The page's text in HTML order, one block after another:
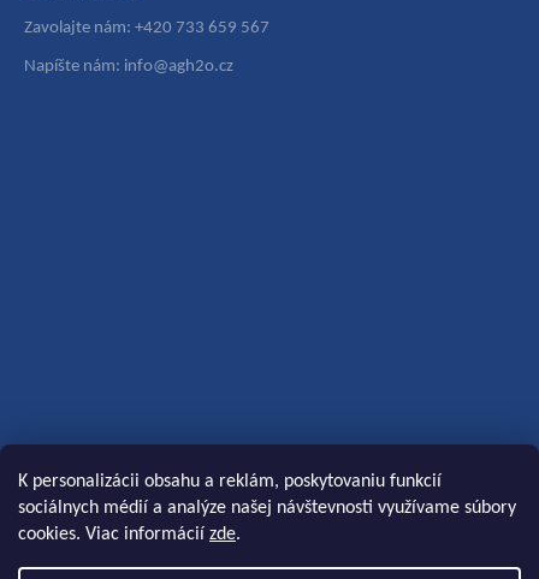
K personalizácii obsahu a reklám, poskytovaniu funkcií
sociálnych médií a analýze našej návštevnosti využívame súbory
cookies. Viac informácií zde.
Zavolajte nám: +420 733 659 567
Napíšte nám: info@agh2o.cz